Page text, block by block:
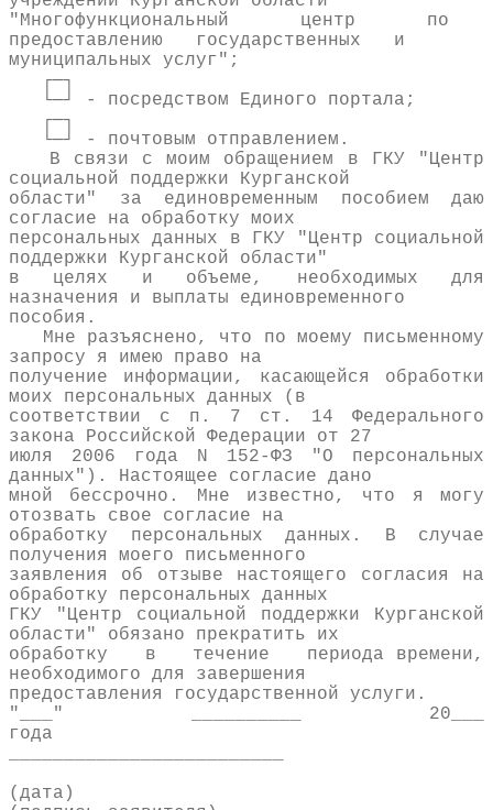
"Многофункциональный центр по
предоставлению государственных и
муниципальных услуг";
┌─┐
└─┘ - посредством Единого портала;
┌─┐
└─┘ - почтовым отправлением.
В связи с моим обращением в ГКУ "Центр
социальной поддержки Курганской
области" за единовременным пособием даю
согласие на обработку моих
персональных данных в ГКУ "Центр социальной
поддержки Курганской области"
в целях и объеме, необходимых для
назначения и выплаты единовременного
пособия.
Мне разъяснено, что по моему письменному
запросу я имею право на
получение информации, касающейся обработки
моих персональных данных (в
соответствии с п. 7 ст. 14 Федерального
закона Российской Федерации от 27
июля 2006 года N 152-ФЗ "О персональных
данных"). Настоящее согласие дано
мной бессрочно. Мне известно, что я могу
отозвать свое согласие на
обработку персональных данных. В случае
получения моего письменного
заявления об отзыве настоящего согласия на
обработку персональных данных
ГКУ "Центр социальной поддержки Курганской
области" обязано прекратить их
обработку в течение периода времени,
необходимого для завершения
предоставления государственной услуги.
"___" __________ 20___
года
(дата)